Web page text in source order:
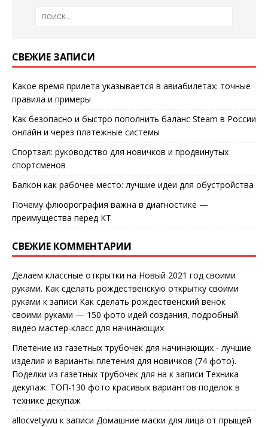
СВЕЖИЕ ЗАПИСИ
Какое время прилета указывается в авиабилетах: точные
правила и примеры
Как безопасно и быстро пополнить баланс Steam в России
онлайн и через платежные системы
Спортзал: руководство для новичков и продвинутых
спортсменов
Балкон как рабочее место: лучшие идеи для обустройства
Почему флюорография важна в диагностике —
преимущества перед КТ
СВЕЖИЕ КОММЕНТАРИИ
Делаем классные открытки на Новый 2021 год своими
руками. Как сделать рождественскую открытку своими
руками к записи Как сделать рождественский венок
своими руками — 150 фото идей создания, подробный
видео мастер-класс для начинающих
Плетение из газетных трубочек для начинающих - лучшие
изделия и варианты плетения для новичков (74 фото).
Поделки из газетных трубочек для на к записи Техника
декупаж: ТОП-130 фото красивых вариантов поделок в
технике декупаж
allocvetywu к записи Домашние маски для лица от прыщей